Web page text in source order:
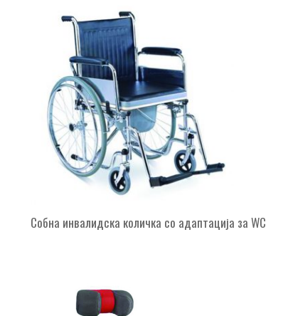
Собна инвалидска количка со адаптација за WC